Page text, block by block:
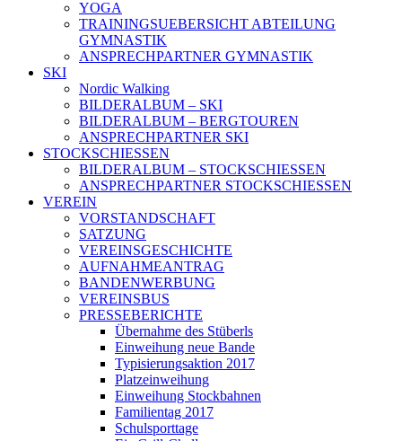
YOGA
TRAININGSUEBERSICHT ABTEILUNG
GYMNASTIK
ANSPRECHPARTNER GYMNASTIK
SKI
Nordic Walking
BILDERALBUM – SKI
BILDERALBUM – BERGTOUREN
ANSPRECHPARTNER SKI
STOCKSCHIESSEN
BILDERALBUM – STOCKSCHIESSEN
ANSPRECHPARTNER STOCKSCHIESSEN
VEREIN
VORSTANDSCHAFT
SATZUNG
VEREINSGESCHICHTE
AUFNAHMEANTRAG
BANDENWERBUNG
VEREINSBUS
PRESSEBERICHTE
Übernahme des Stüberls
Einweihung neue Bande
Typisierungsaktion 2017
Platzeinweihung
Einweihung Stockbahnen
Familientag 2017
Schulsporttage